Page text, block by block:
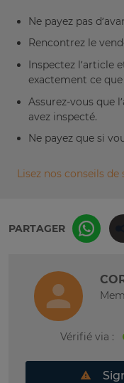
Ne payez pas
Rencontrez le
Inspectez l’article
exactement ce
Assurez-vous que
avez inspecté.
Ne payez que si
Lisez nos conseils de
PARTAGER
Vérifié via :